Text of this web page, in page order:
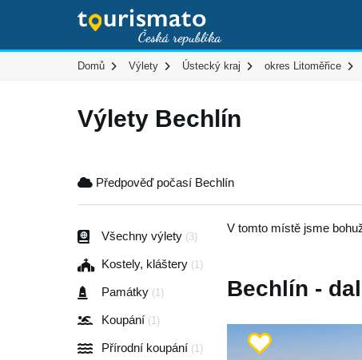
Domů Výlety Ústecký kraj okres Litoměřice
Výlety Bechlín
Předpověď počasí Bechlín
Všechny výlety (3)
Kostely, kláštery (1)
Památky (1)
Koupání (1)
Přírodní koupání (1)
V tomto místě jsme
Bechlín -